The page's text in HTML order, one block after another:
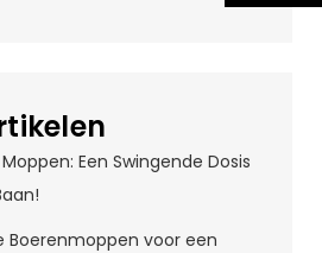
Een Swingende Dosis
Boerenmoppen voor een